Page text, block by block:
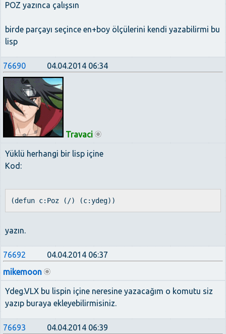
POZ yazınca çalışsın
birde parçayı seçince en+boy ölçülerini kendi yazabilirmi bu
lisp
76690 04.04.2014 06:34
Travaci
Yüklü herhangi bir lisp içine
Kod:
(defun c:Poz (/) (c:ydeg))
yazın.
76692
04.04.2014 06:37
mikemoon
Ydeg.VLX bu lispin içine neresine yazacağım o komutu siz
yazıp buraya ekleyebilirmisiniz.
76693 04.04.2014 06:39